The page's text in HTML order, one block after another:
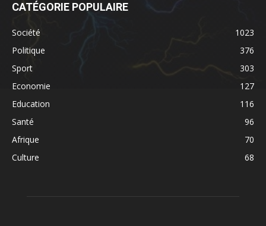
CATÉGORIE POPULAIRE
Société
1023
Politique
376
Sport
303
Economie
127
Education
116
Santé
96
Afrique
70
Culture
68